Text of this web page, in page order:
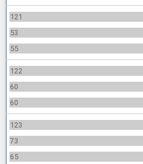
121
53
55
122
60
60
123
73
65